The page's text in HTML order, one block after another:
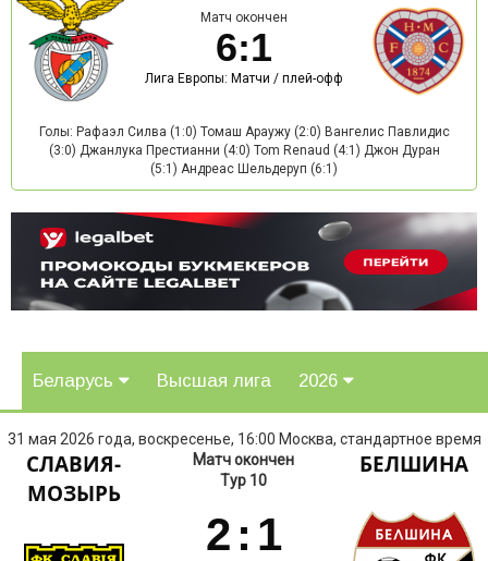
Матч окончен
6:1
Лига Европы: Матчи / плей-офф
Голы: Рафаэл Силва (1:0) Томаш Араужу (2:0) Вангелис Павлидис
(3:0) Джанлука Престианни (4:0) Tom Renaud (4:1) Джон Дуран
(5:1) Андреас Шельдеруп (6:1)
Беларусь Высшая лига 2026
31 мая 2026 года, воскресенье, 16:00 Москва, стандартное время
СЛАВИЯ-
МОЗЫРЬ
Матч окончен
Тур 10
2 : 1
БЕЛШИНА